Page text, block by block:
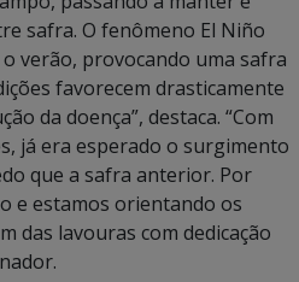
safra. O fenômeno El Niño
verão, provocando uma safra
favorecem drasticamente
da doença”, destaca. “Com
já era esperado o surgimento
que a safra anterior. Por
e estamos orientando os
das lavouras com dedicação